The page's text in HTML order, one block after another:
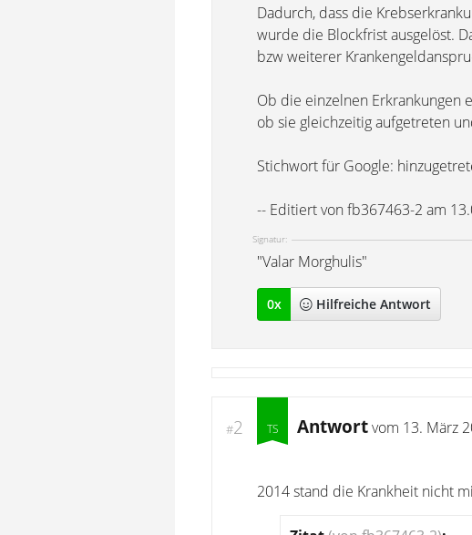
Dadurch, dass die
wurde die Blockfrist ausgelöst.
bzw weiterer
Ob die einzelnen Erkrankungen
ob sie gleichzeitig aufgetreten
Stichwort für Google:
-- Editiert von fb367463-2 am
Signatur:
"Valar Morghulis"
0x Hilfreiche Antwort
#2 Antwortvom 13. März
2014 stand die Krankheit nicht